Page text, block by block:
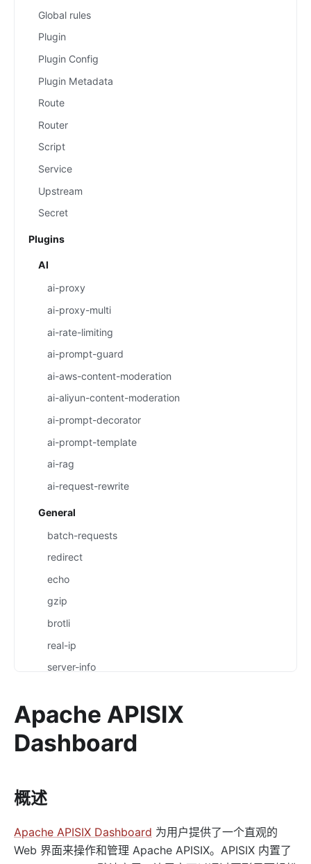
Global rules
Plugin
Plugin Config
Plugin Metadata
Route
Router
Script
Service
Upstream
Secret
Plugins
AI
ai-proxy
ai-proxy-multi
ai-rate-limiting
ai-prompt-guard
ai-aws-content-moderation
ai-aliyun-content-moderation
ai-prompt-decorator
ai-prompt-template
ai-rag
ai-request-rewrite
General
batch-requests
redirect
echo
gzip
brotli
real-ip
server-info
ext-plugin-post-req
ext-plugin-post-resp
inspect
Transformation
response-rewrite
error-page
Apache APISIX
Dashboard
概述
Apache APISIX Dashboard 为用户提供了一个直观的
Web 界面来操作和管理 Apache APISIX。APISIX 内置了